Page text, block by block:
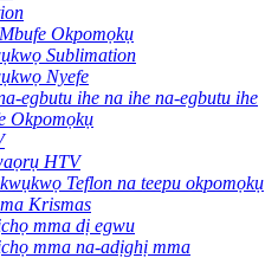
Okpomọkụ
Sublimation
Nyefe
egbutu ihe na ihe na-egbutu ihe
Okpomọkụ
HTV
Teflon na teepu okpomọkụ
Krismas
mma dị egwu
mma na-adịghị mma